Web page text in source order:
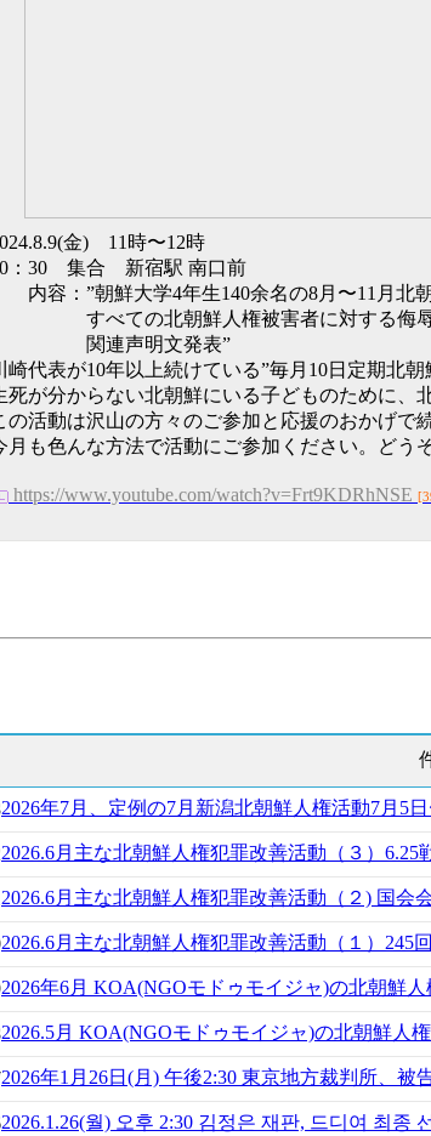
金) 11時〜12時
：30 集合 新宿駅 南口前
内容：”朝鮮大学4年生140余名の8月〜11月北
すべての北朝鮮人権被害者に対する侮辱で
関連声明文発表”
崎代表が10年以上続けている”毎月10日定期北
死が分からない北朝鮮にいる子どものために、
の活動は沢山の方々のご参加と応援のおかげで
月も色んな方法で活動にご参加ください。どう
https://www.youtube.com/watch?v=Frt9KDRhNSE
2026年7月、定例の7月新潟北朝鮮人権活動7月5日
2026.6月主な北朝鮮人権犯罪改善活動（３）
2026.6月主な北朝鮮人権犯罪改善活動（２) 国会
2026.6月主な北朝鮮人権犯罪改善活動（１）245
2026年6月 KOA(NGOモドゥモイジャ)の北朝鮮
2026.5月 KOA(NGOモドゥモイジャ)の北朝鮮人
2026年1月26日(月) 午後2:30 東京地方裁判所、
2026.1.26(월) 오후 2:30 김정은 재판, 드디여 최종